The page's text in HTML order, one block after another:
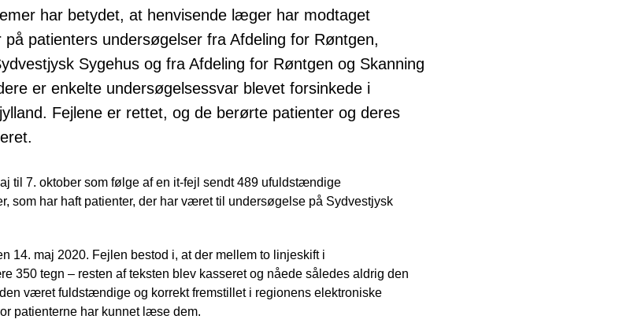
har betydet, at henvisende læger har modtaget
patienters undersøgelser fra Afdeling for Røntgen,
Sygehus og fra Afdeling for Røntgen og Skanning
er enkelte undersøgelsessvar blevet forsinkede i
Fejlene er rettet, og de berørte patienter og deres
til 7. oktober som følge af en it-fejl sendt 489 ufuldstændige
som har haft patienter, der har været til undersøgelse på Sydvestjysk
14. maj 2020. Fejlen bestod i, at der mellem to linjeskift i
350 tegn – resten af teksten blev kasseret og nåede således aldrig den
været fuldstændige og korrekt fremstillet i regionens elektroniske
patienterne har kunnet læse dem.